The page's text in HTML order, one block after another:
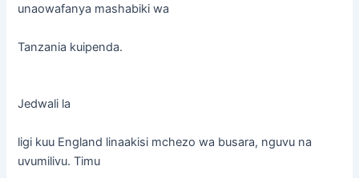
unaowafanya mashabiki wa
Tanzania kuipenda.
Jedwali la
ligi kuu England linaakisi mchezo wa busara, nguvu na
uvumilivu. Timu